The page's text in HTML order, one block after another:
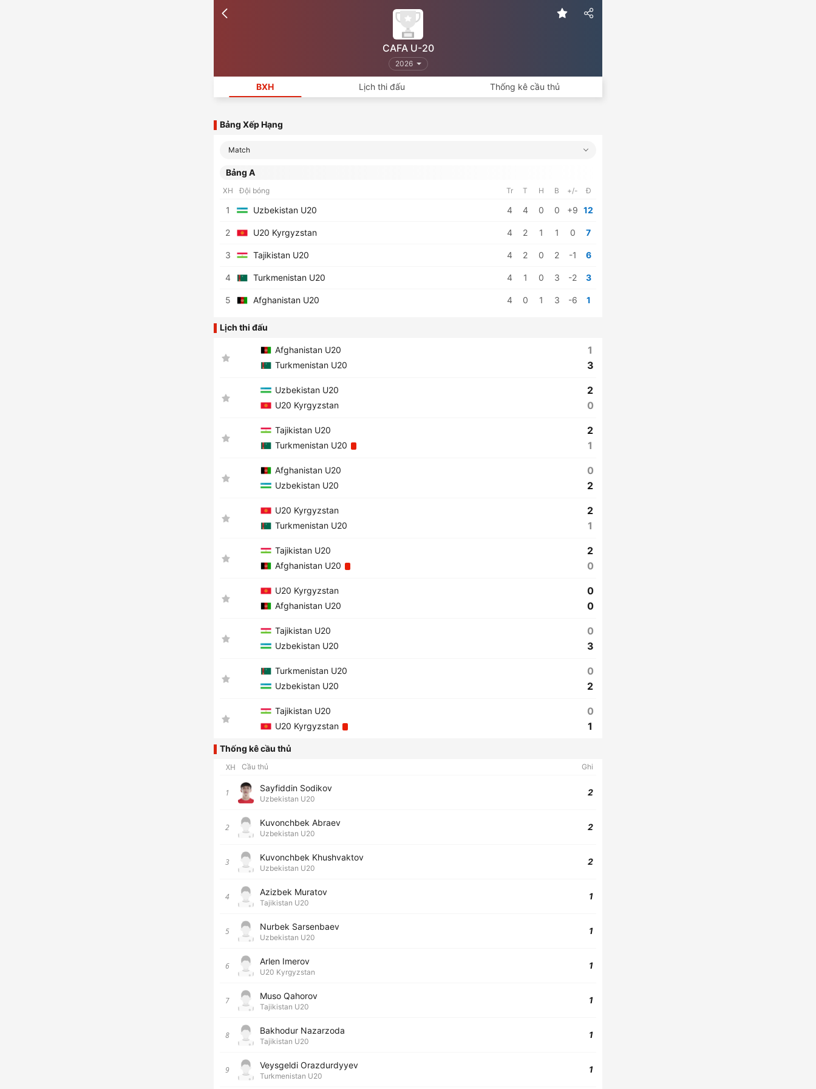
CAFA U-20
2026
BXH Lịch thi đấu Thống kê cầu thủ
Bảng Xếp Hạng
Match
Bảng A
XH Đội bóng Tr T H B +/- Đ
1 Uzbekistan U20 4 4 0 0 +9 12
2 U20 Kyrgyzstan 4 2 1 1 0 7
3 Tajikistan U20 4 2 0 2 -1 6
4 Turkmenistan U20 4 1 0 3 -2 3
5 Afghanistan U20 4 0 1 3 -6 1
Lịch thi đấu
Afghanistan U20
Turkmenistan U20
1
3
Uzbekistan U20
U20 Kyrgyzstan
2
0
Tajikistan U20
Turkmenistan U20
2
1
Afghanistan U20
Uzbekistan U20
0
2
U20 Kyrgyzstan
Turkmenistan U20
2
1
Tajikistan U20
Afghanistan U20
2
0
U20 Kyrgyzstan
Afghanistan U20
0
0
Tajikistan U20
Uzbekistan U20
0
3
Turkmenistan U20
Uzbekistan U20
0
2
Tajikistan U20
U20 Kyrgyzstan
0
1
Thống kê cầu thủ
XH
Cầu thủ Ghi
1 Sayfiddin Sodikov
Uzbekistan U20
2
2 Kuvonchbek Abraev
Uzbekistan U20
2
3 Kuvonchbek Khushvaktov
Uzbekistan U20
2
4 Azizbek Muratov
Tajikistan U20
1
5 Nurbek Sarsenbaev
Uzbekistan U20
1
6 Arlen Imerov
U20 Kyrgyzstan
1
7 Muso Qahorov
Tajikistan U20
1
8 Bakhodur Nazarzoda
Tajikistan U20
1
9 Veysgeldi Orazdurdyyev
Turkmenistan U20
1